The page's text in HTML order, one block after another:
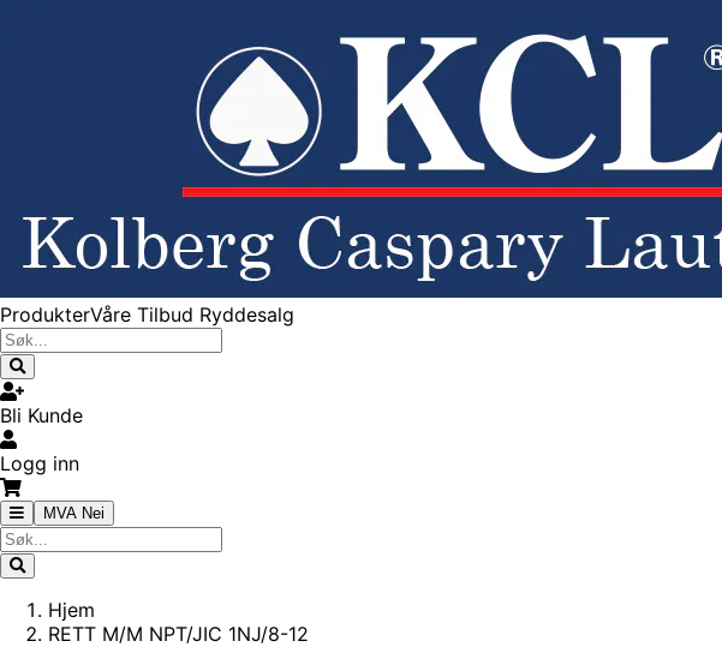
ProdukterVåre Tilbud Ryddesalg
Bli Kunde
Logg inn
MVA Nei
Hjem
RETT M/M NPT/JIC 1NJ/8-12